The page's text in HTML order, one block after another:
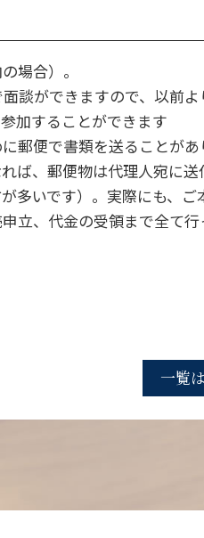
場合）。
談ができますので、以前
加することができます
便で書類を送ることがあ
ば、郵便物は代理人宛に
多いです）。実際にも、ご
立、代金の受領まで全て
一覧